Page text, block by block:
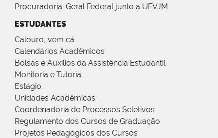
Procuradoria-Geral Federal junto a UFVJM
ESTUDANTES
Calouro, vem cá
Calendários Acadêmicos
Bolsas e Auxílios da Assistência Estudantil
Monitoria e Tutoria
Estágio
Unidades Acadêmicas
Coordenadoria de Processos Seletivos
Regulamento dos Cursos de Graduação
Projetos Pedagógicos dos Cursos